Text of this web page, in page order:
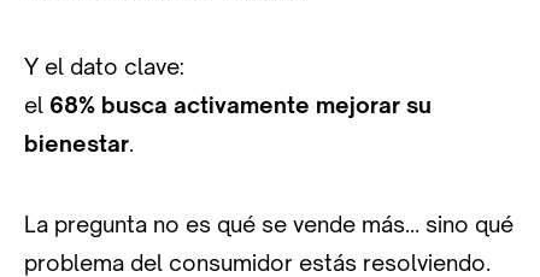
Y el dato clave:
el 68% busca activamente mejorar su
bienestar.
La pregunta no es qué se vende más… sino qué
problema del consumidor estás resolviendo.